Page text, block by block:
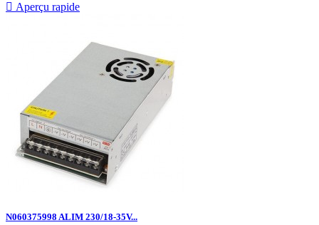
 Aperçu rapide
N060375998 ALIM 230/18-35V...